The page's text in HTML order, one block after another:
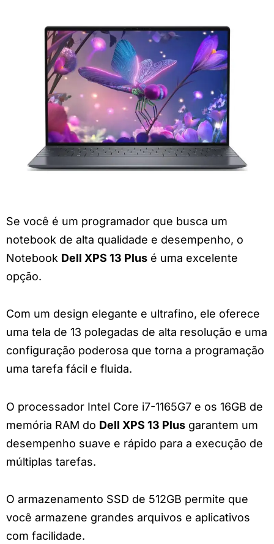
Se você é um programador que busca um
notebook de alta qualidade e desempenho, o
Notebook Dell XPS 13 Plus é uma excelente
opção.
Com um design elegante e ultrafino, ele oferece
uma tela de 13 polegadas de alta resolução e uma
configuração poderosa que torna a programação
uma tarefa fácil e fluida.
O processador Intel Core i7-1165G7 e os 16GB de
memória RAM do Dell XPS 13 Plus garantem um
desempenho suave e rápido para a execução de
múltiplas tarefas.
O armazenamento SSD de 512GB permite que
você armazene grandes arquivos e aplicativos
com facilidade.